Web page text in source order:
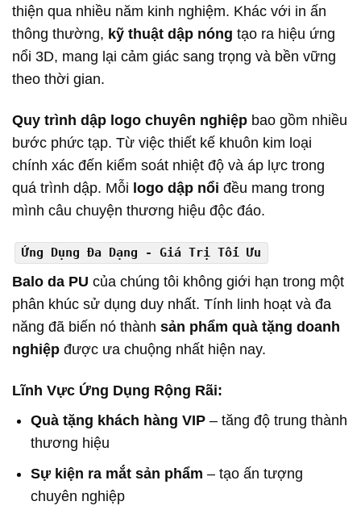
thiện qua nhiều năm kinh nghiệm. Khác với in ấn
thông thường, kỹ thuật dập nóng tạo ra hiệu ứng
nổi 3D, mang lại cảm giác sang trọng và bền vững
theo thời gian.
Quy trình dập logo chuyên nghiệp bao gồm nhiều
bước phức tạp. Từ việc thiết kế khuôn kim loại
chính xác đến kiểm soát nhiệt độ và áp lực trong
quá trình dập. Mỗi logo dập nổi đều mang trong
mình câu chuyện thương hiệu độc đáo.
Ứng Dụng Đa Dạng - Giá Trị Tối Ưu
Balo da PU của chúng tôi không giới hạn trong một
phân khúc sử dụng duy nhất. Tính linh hoạt và đa
năng đã biến nó thành sản phẩm quà tặng doanh
nghiệp được ưa chuộng nhất hiện nay.
Lĩnh Vực Ứng Dụng Rộng Rãi:
Quà tặng khách hàng VIP– tăng độ trung thành
thương hiệu
Sự kiện ra mắt sản phẩm – tạo ấn tượng
chuyên nghiệp